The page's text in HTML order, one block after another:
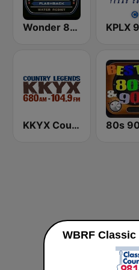
Wonder 80's
KKYX Country Legends 680 AM